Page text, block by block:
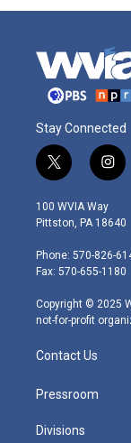
Stay Connected
t
w
i
t
e
r
i
n
s
t
g
r
m
100 WVIA Way
Pittston, PA 18640
Phone: 570-826-
Fax: 570-655-1180
Copyright © 2025
not-for-profit
Contact Us
Pressroom
Divisions